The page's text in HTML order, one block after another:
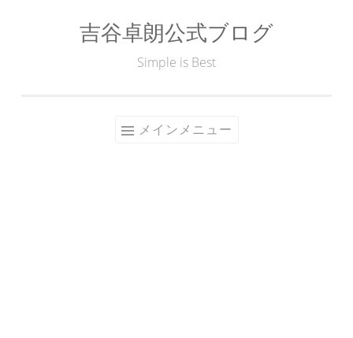
吉谷卓朗公式ブログ
Simple is Best
メインメニュー